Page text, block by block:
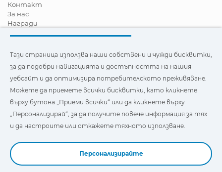
Контакт
За нас
Награди
Станете дистрибутор
Новини
Видеа
FAQ - Често задавани въпроси
трети страни, за да подобри навигацията и
достъпността на нашия уебсайт и да оптимизира
потребителското изживяване. Можете да кликнете
тях и да зададете или откажете използването им.
Тази страница използва наши собствени и чужди бисквитки,
за да подобри навигацията и достъпността на нашия
уебсайт и да оптимизира потребителското преживяване.
Можете да приемете всички бисквитки, като кликнете
върху бутона „Приеми всички“ или да кликнете върху
„Персонализирай“, за да получите повече информация за тях
и да настроите или откажете тяхното използване.
Персонализирайте